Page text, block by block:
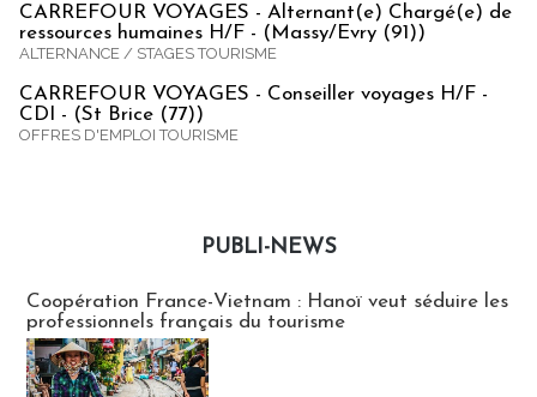
CARREFOUR VOYAGES - Alternant(e) Chargé(e) de
ressources humaines H/F - (Massy/Evry (91))
ALTERNANCE / STAGES TOURISME
CARREFOUR VOYAGES - Conseiller voyages H/F -
CDI - (St Brice (77))
OFFRES D'EMPLOI TOURISME
PUBLI-NEWS
Coopération France-Vietnam : Hanoï veut séduire les
professionnels français du tourisme